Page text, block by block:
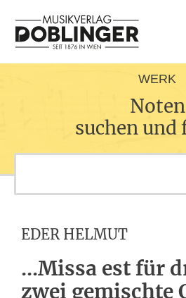
WERK
Noten
suchen und
EDER HELMUT
...Missa est für
zwei gemischte